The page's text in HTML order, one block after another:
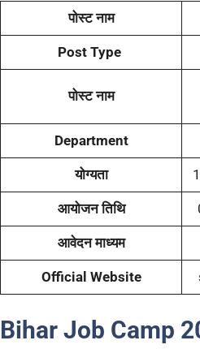
पोस्ट नाम
Post Type
पोस्ट नाम
Department
योग्यता
आयोजन तिथि
आवेदन माध्यम
Official Website
Bihar Job Camp